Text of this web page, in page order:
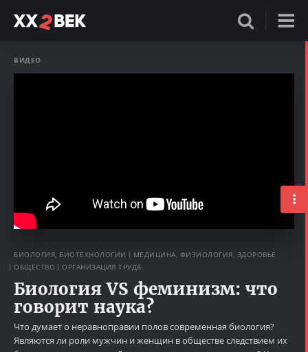
ВИДЕО
БИОЛОГИЯ, БИОТЕХНОЛОГИИ
МЕДИЦИНА, ФИЗИОЛОГИЯ, ЗДОРОВЬЕ
ОБЩЕСТВО
ОРГАНИЗАЦИЯ ТРУДА
Биология VS феминизм: что
говорит наука?
Что думает о неравноправии полов современная биология?
Являются ли роли мужчин и женщин в обществе следствием их